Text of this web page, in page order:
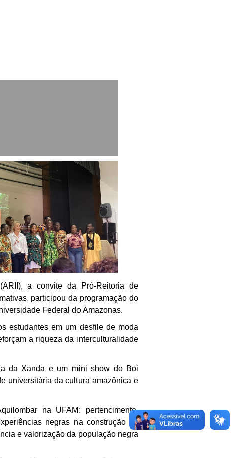
a convite da Pró-Reitoria de
participou da programação do
Federal do Amazonas.
estudantes em um desfile de moda
a riqueza da interculturalidade
da Xanda e um mini show do Boi
universitária da cultura amazônica e
na UFAM: pertencimento,
negras na construção do
e valorização da população negra